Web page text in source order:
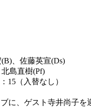
、佐藤英宣(Ds)
島直樹(Pf)
15（入替なし）
に、ゲスト寺井尚子を